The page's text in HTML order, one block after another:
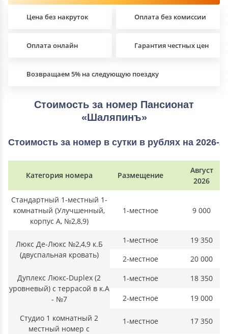
Цена без накруток Оплата без комиссии
Возвращаем 5% на следующую поездку
Оплата онлайн Гарантия честных цен
Стоимость за номер Пансионат
«Шаляпинъ»
Стоимость за номер в сутки в рублях на 2026-
Категория номера Размещение
Август
2026
Стандартный 1-местный 1-
комнатный (Улучшенный,
корпус А, №2,8,9)
1-местное 9 000
Люкс Де-Люкс №2,4,9 к.Б
(двуспальная кровать)
1-местное
19 350
2-местное
20 000
Дуплекс Люкс-Duplex (2
уровневый) с террасой в к.А
- №7
1-местное 18 350
2-местное 19 000
Студио 1 комнатный 2
местный номер с
1-местное 17 350